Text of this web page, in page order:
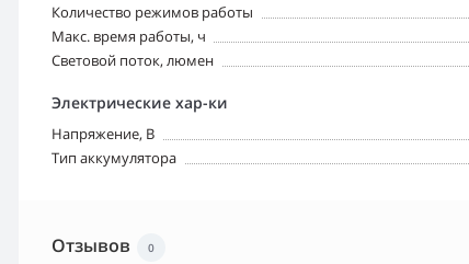
Количество режимов работы
Макс. время работы, ч
Световой поток, люмен
Электрические хар-ки
Напряжение, В
Тип аккумулятора
Отзывов 0